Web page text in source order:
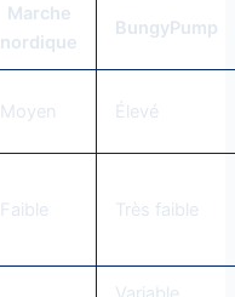
Marche
nordique
BungyPump
Moyen Élevé
Faible Très faible